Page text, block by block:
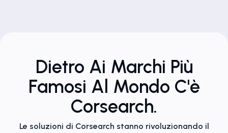
Dietro Ai Marchi Più
Famosi Al Mondo C'è
Corsearch.
Le soluzioni di Corsearch stanno rivoluzionando il